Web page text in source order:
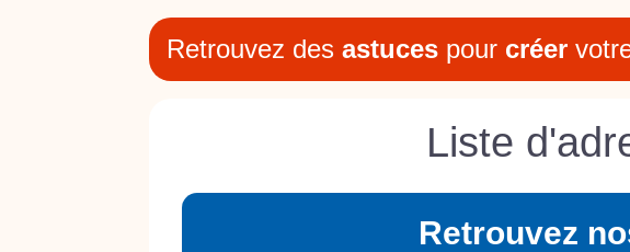
Retrouvez des astuces pour créer
Liste
Retrouvez